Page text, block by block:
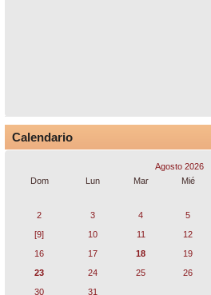
Calendario
Agosto 2026
Dom
Lun Mar Mié
2
3 4 5
[9]
10 11 12
16
17 18 19
23
24 25 26
30
31